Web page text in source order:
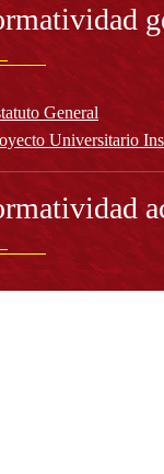
General
Universitario